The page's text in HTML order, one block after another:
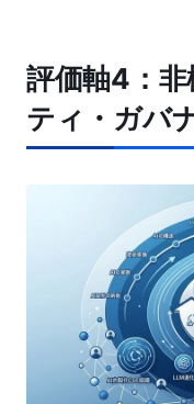
評価軸4：非
ティ・ガバ